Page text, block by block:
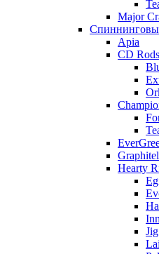
Major
Apia
CD Rods
Hearty